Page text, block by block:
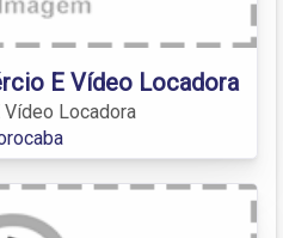
E Vídeo Locadora
Vídeo Locadora